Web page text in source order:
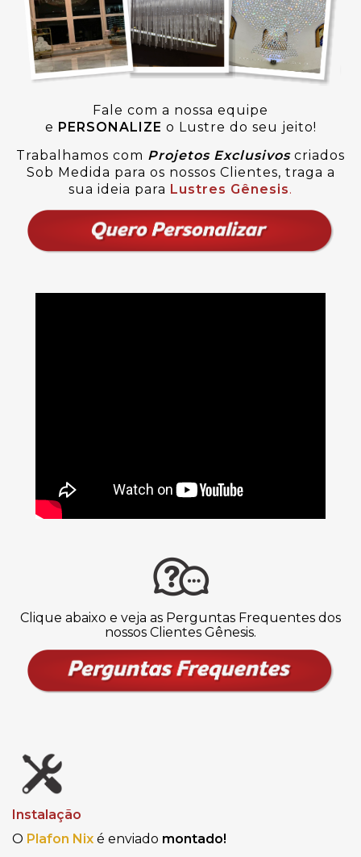
Fale com a nossa equipe
e PERSONALIZE o Lustre do seu jeito!
Trabalhamos com Projetos Exclusivoscriados
Sob Medida para os nossos Clientes, traga a
sua ideia para Lustres Gênesis.
Clique abaixo e veja as Perguntas Frequentes dos
nossos Clientes Gênesis.
Instalação
O Plafon Nix é enviado montado!